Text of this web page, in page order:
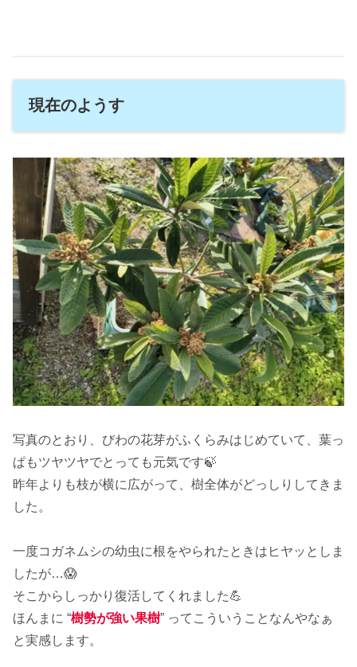
現在のようす
写真のとおり、びわの花芽がふくらみはじめていて、葉っ
ぱもツヤツヤでとっても元気です🍃
昨年よりも枝が横に広がって、樹全体がどっしりしてきま
した。
一度コガネムシの幼虫に根をやられたときはヒヤッとしま
したが…😱
そこからしっかり復活してくれました💪
ほんまに “樹勢が強い果樹” ってこういうことなんやなぁ
と実感します。